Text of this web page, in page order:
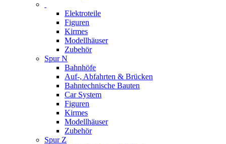
Elektroteile
Figuren
Kirmes
Modellhäuser
Zubehör
Spur N
Bahnhöfe
Auf-, Abfahrten & Brücken
Bahntechnische Bauten
Car System
Figuren
Kirmes
Modellhäuser
Zubehör
Spur Z